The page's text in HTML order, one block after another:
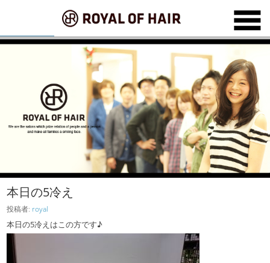
本日の5冷え
投稿者: royal
本日の5冷えはこの方です♪